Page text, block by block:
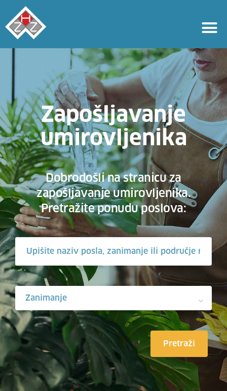
Zapošljavanje
umirovljenika
Dobrodošli na stranicu za
zapošljavanje umirovljenika.
Pretražite ponudu poslova:
Zanimanje
Pretraži